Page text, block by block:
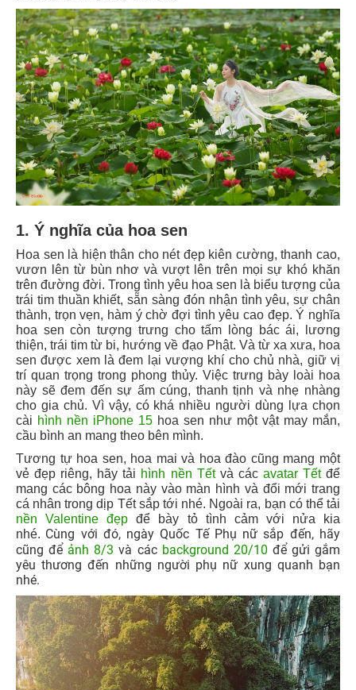
1. Ý nghĩa của hoa sen
Hoa sen là hiện thân cho nét đẹp kiên cường, thanh cao,
vươn lên từ bùn nhơ và vượt lên trên mọi sự khó khăn
trên đường đời. Trong tình yêu hoa sen là biểu tượng của
trái tim thuần khiết, sẵn sàng đón nhận tình yêu, sự chân
thành, trọn vẹn, hàm ý chờ đợi tình yêu cao đẹp. Ý nghĩa
hoa sen còn tượng trưng cho tấm lòng bác ái, lương
thiện, trái tim từ bi, hướng về đạo Phật. Và từ xa xưa, hoa
sen được xem là đem lại vượng khí cho chủ nhà, giữ vị
trí quan trọng trong phong thủy. Việc trưng bày loài hoa
này sẽ đem đến sự ấm cúng, thanh tịnh và nhẹ nhàng
cho gia chủ. Vì vậy, có khá nhiều người dùng lựa chọn
cài hình nền iPhone 15 hoa sen như một vật may mắn,
cầu bình an mang theo bên mình.
Tương tự hoa sen, hoa mai và hoa đào cũng mang một
vẻ đẹp riêng, hãy tải hình nền Tếtvà các avatar Tếtđể
mang các bông hoa này vào màn hình và đổi mới trang
cá nhân trong dịp Tết sắp tới nhé. Ngoài ra, bạn có thể tải
nền Valentine đẹp để bày tỏ tình cảm với nửa kia
nhé. Cùng với đó, ngày Quốc Tế Phụ nữ sắp đến, hãy
cũng để ảnh 8/3 và các background 20/10 để gửi gắm
yêu thương đến những người phụ nữ xung quanh bạn
nhé.